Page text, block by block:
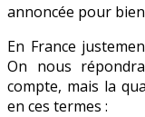
annoncée pour
En France
On nous
compte, mais la
en ces termes :